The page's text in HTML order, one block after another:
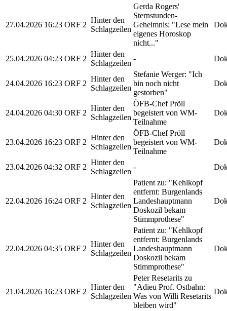
27.04.2026 16:23 ORF 2
Hinter den
Schlagzeilen
Gerda Rogers'
Sternstunden-
Geheimnis: "Lese mein
eigenes Horoskop
nicht..."
25.04.2026 04:23 ORF 2
Hinter den
Schlagzeilen
-
24.04.2026 16:23 ORF 2
Hinter den
Schlagzeilen
Stefanie Werger: "Ich
bin noch nicht
gestorben"
24.04.2026 04:30 ORF 2
Hinter den
Schlagzeilen
ÖFB-Chef Pröll
begeistert von WM-
Teilnahme
23.04.2026 16:23 ORF 2
Hinter den
Schlagzeilen
ÖFB-Chef Pröll
begeistert von WM-
Teilnahme
23.04.2026 04:32 ORF 2
Hinter den
Schlagzeilen
-
22.04.2026 16:24 ORF 2
Hinter den
Schlagzeilen
Patient zu: "Kehlkopf
entfernt: Burgenlands
Landeshauptmann
Doskozil bekam
Stimmprothese"
22.04.2026 04:35 ORF 2
Hinter den
Schlagzeilen
Patient zu: "Kehlkopf
entfernt: Burgenlands
Landeshauptmann
Doskozil bekam
Stimmprothese"
21.04.2026 16:23 ORF 2
Hinter den
Schlagzeilen
Peter Resetarits zu
"Adieu Prof. Ostbahn:
Was von Willi Resetarits
bleiben wird"